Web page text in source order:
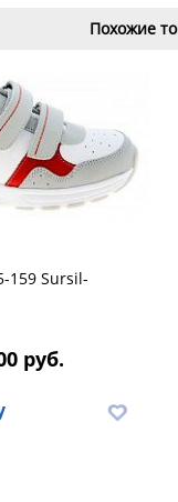
Похожие
159 Sursil-
руб.